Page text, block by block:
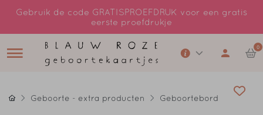
Gebruik de code GRATISPROEFDRUK voor een gratis
eerste proefdrukje
0
Geboorte - extra producten Geboortebord